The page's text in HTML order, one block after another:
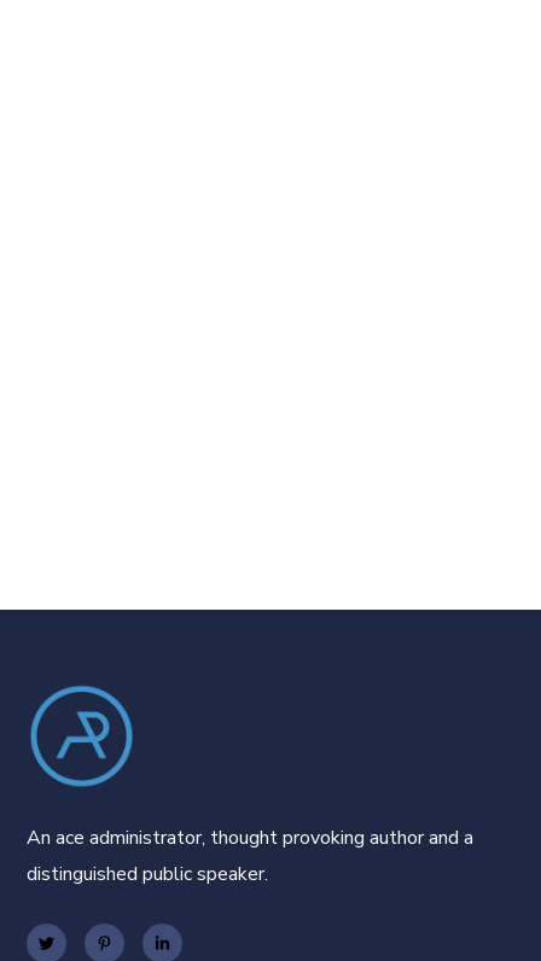
An ace administrator, thought provoking author and a
distinguished public speaker.